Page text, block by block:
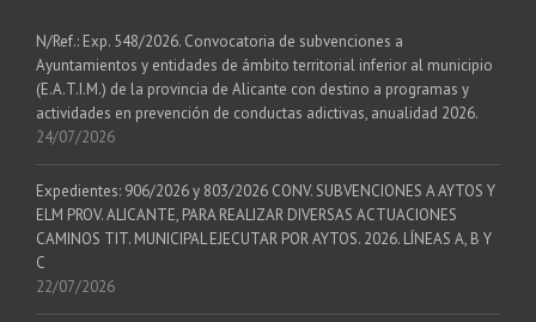
N/Ref.: Exp. 548/2026. Convocatoria de subvenciones a
Ayuntamientos y entidades de ámbito territorial inferior al municipio
(E.A.T.I.M.) de la provincia de Alicante con destino a programas y
actividades en prevención de conductas adictivas, anualidad 2026.
24/07/2026
Expedientes: 906/2026 y 803/2026 CONV. SUBVENCIONES A AYTOS Y
ELM PROV. ALICANTE, PARA REALIZAR DIVERSAS ACTUACIONES
CAMINOS TIT. MUNICIPAL EJECUTAR POR AYTOS. 2026. LÍNEAS A, B Y
C
22/07/2026